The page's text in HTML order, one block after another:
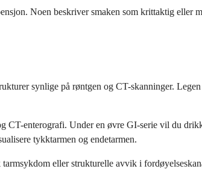
Noen beskriver smaken som krittaktig eller
synlige på røntgen og CT-skanninger.
CT-enterografi. Under en øvre GI-serie vil du
tykktarmen og endetarmen.
eller strukturelle avvik i